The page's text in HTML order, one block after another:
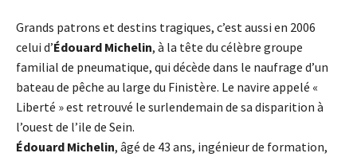
Grands patrons et destins tragiques, c’est aussi en 2006
celui d’Édouard Michelin, à la tête du célèbre groupe
familial de pneumatique, qui décède dans le naufrage d’un
bateau de pêche au large du Finistère. Le navire appelé «
Liberté » est retrouvé le surlendemain de sa disparition à
l’ouest de l’ile de Sein.
Édouard Michelin, âgé de 43 ans, ingénieur de formation,